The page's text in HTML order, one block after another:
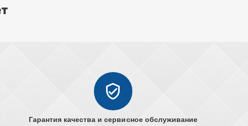
Гарантия качества и сервисное обслуживание